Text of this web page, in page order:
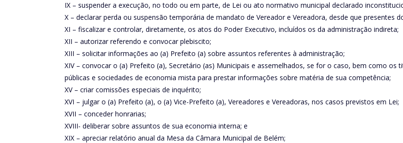
IX – suspender a execução, no todo ou em parte, de Lei ou ato normativo municipal declarado
X – declarar perda ou suspensão temporária de mandato de Vereador e Vereadora, desde que presentes
XI – fiscalizar e controlar, diretamente, os atos do Poder Executivo, incluídos os da administração indireta;
XII – autorizar referendo e convocar plebiscito;
XIII – solicitar informações ao (a) Prefeito (a) sobre assuntos referentes à administração;
XIV – convocar o (a) Prefeito (a), Secretário (as) Municipais e assemelhados, se for o caso, bem como os
públicas e sociedades de economia mista para prestar informações sobre matéria de sua competência;
XV – criar comissões especiais de inquérito;
XVI – julgar o (a) Prefeito (a), o (a) Vice-Prefeito (a), Vereadores e Vereadoras, nos casos previstos em Lei;
XVII – conceder honrarias;
XVIII- deliberar sobre assuntos de sua economia interna; e
XIX – apreciar relatório anual da Mesa da Câmara Municipal de Belém;